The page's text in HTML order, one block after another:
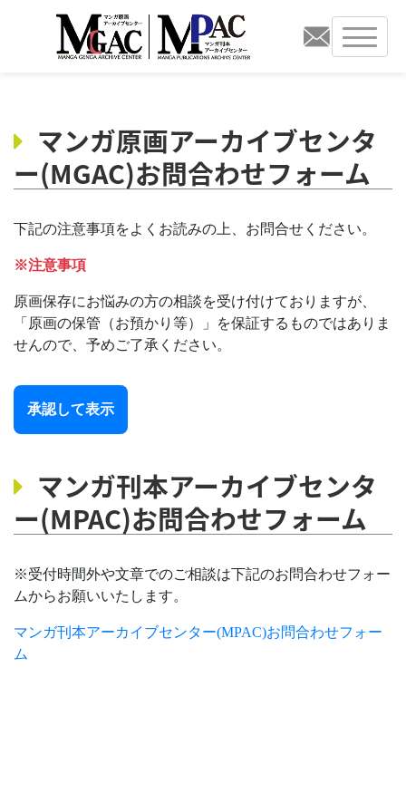
マンガ原画アーカイブセンタ
ー(MGAC)お問合わせフォーム
下記の注意事項をよくお読みの上、お問合せください。
※注意事項
原画保存にお悩みの方の相談を受け付けておりますが、
「原画の保管（お預かり等）」を保証するものではありま
せんので、予めご了承ください。
承認して表示
【お
前】
所】
マンガ刊本アーカイブセンタ
ー(MPAC)お問合わせフォーム
※受付時間外や文章でのご相談は下記のお問合わせフォー
ムからお願いいたします。
マンガ刊本アーカイブセンター(MPAC)お問合わせフォー
ム